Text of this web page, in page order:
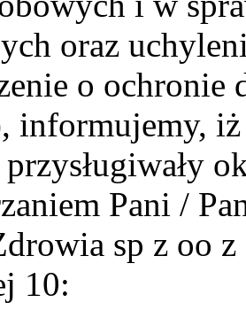
oraz
o ochronie
informujemy,
Pani /
sp z oo
10: